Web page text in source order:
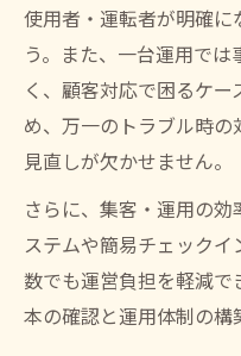
使用者・運転者が明確に
う。また、一台運用で
く、顧客対応で困るケ
め、万一のトラブル時
見直しが欠かせません。
さらに、集客・運用の
ステムや簡易チェック
数でも運営負担を軽減で
本の確認と運用体制の構